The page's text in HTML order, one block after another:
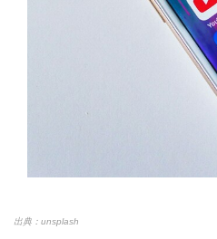
出典：unsplash